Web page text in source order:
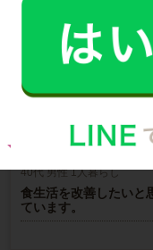
A.T.さん
30代 共働き 育児休暇中
栄養バランスの取れ
40代 男性 1人暮らし
食生活を改善したいと
ています。